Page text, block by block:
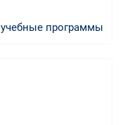
программы